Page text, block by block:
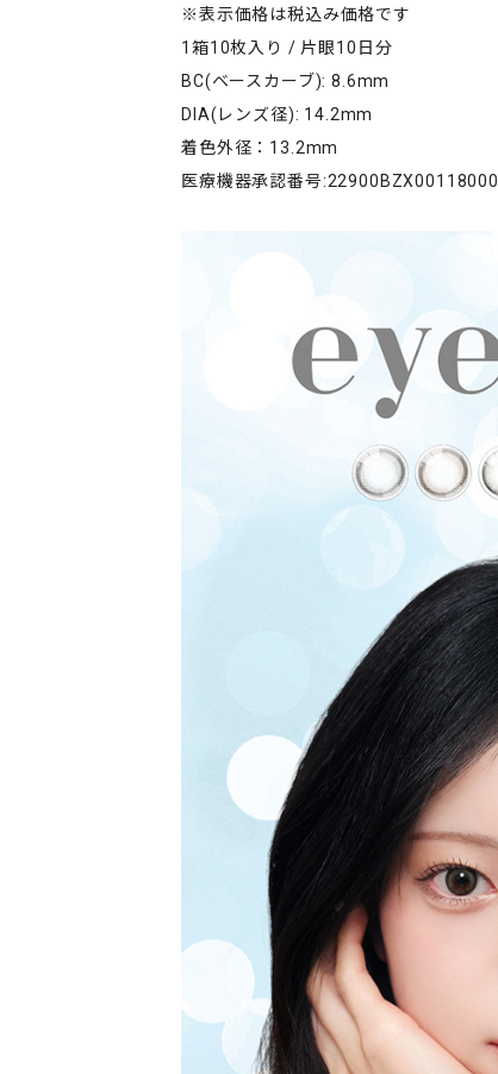
※表示価格は税込み価格です
1箱10枚入り / 片眼10日分
BC(ベースカーブ): 8.6mm
DIA(レンズ径): 14.2mm
着色外径：13.2mm
医療機器承認番号:22900BZX00118000